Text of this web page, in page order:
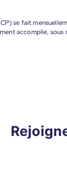
se fait
accomplie,